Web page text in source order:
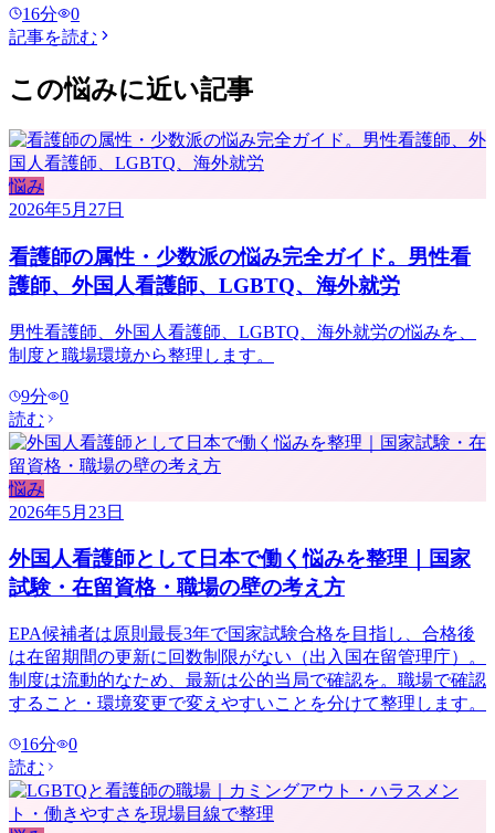
16分
0
記事を読む
この悩みに近い記事
悩み
2026年5月27日
看護師の属性・少数派の悩み完全ガイド。男性看
護師、外国人看護師、LGBTQ、海外就労
男性看護師、外国人看護師、LGBTQ、海外就労の悩みを、
制度と職場環境から整理します。
9分
0
読む
悩み
2026年5月23日
外国人看護師として日本で働く悩みを整理｜国家
試験・在留資格・職場の壁の考え方
EPA候補者は原則最長3年で国家試験合格を目指し、合格後
は在留期間の更新に回数制限がない（出入国在留管理庁）。
制度は流動的なため、最新は公的当局で確認を。職場で確認
すること・環境変更で変えやすいことを分けて整理します。
16分
0
読む